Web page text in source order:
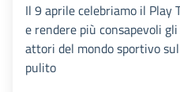
Il 9 aprile celebriamo il Play
e rendere più consapevoli
attori del mondo sportivo
pulito